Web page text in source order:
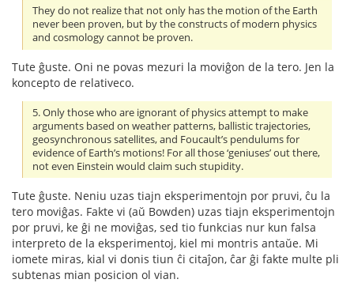
They do not realize that not only has the motion of the Earth
never been proven, but by the constructs of modern physics
and cosmology cannot be proven.
Tute ĝuste. Oni ne povas mezuri la moviĝon de la tero. Jen la
koncepto de relativeco.
5. Only those who are ignorant of physics attempt to make
arguments based on weather patterns, ballistic trajectories,
geosynchronous satellites, and Foucault’s pendulums for
evidence of Earth’s motions! For all those ‘geniuses’ out there,
not even Einstein would claim such stupidity.
Tute ĝuste. Neniu uzas tiajn eksperimentojn por pruvi, ĉu la
tero moviĝas. Fakte vi (aŭ Bowden) uzas tiajn eksperimentojn
por pruvi, ke ĝi ne moviĝas, sed tio funkcias nur kun falsa
interpreto de la eksperimentoj, kiel mi montris antaŭe. Mi
iomete miras, kial vi donis tiun ĉi citaĵon, ĉar ĝi fakte multe pli
subtenas mian posicion ol vian.